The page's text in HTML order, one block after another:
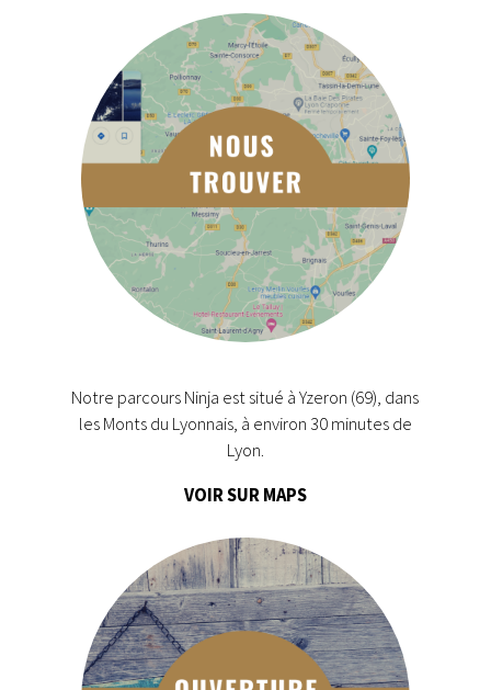
Notre parcours Ninja est situé à Yzeron (69), dans
les Monts du Lyonnais, à environ 30 minutes de
Lyon.
VOIR SUR MAPS